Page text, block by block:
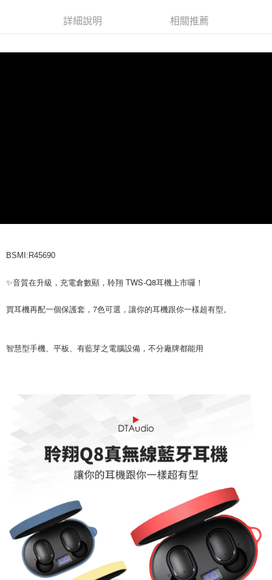
外島宅配
詳細說明 相關推薦
BSMI:R45690
✨音質在升級，充電倉數顯，聆翔 TWS-Q8耳機上市囉！
買耳機再配一個保護套，7色可選，讓你的耳機跟你一樣超有型。
智慧型手機、平板、有藍芽之電腦設備，不分廠牌都能用